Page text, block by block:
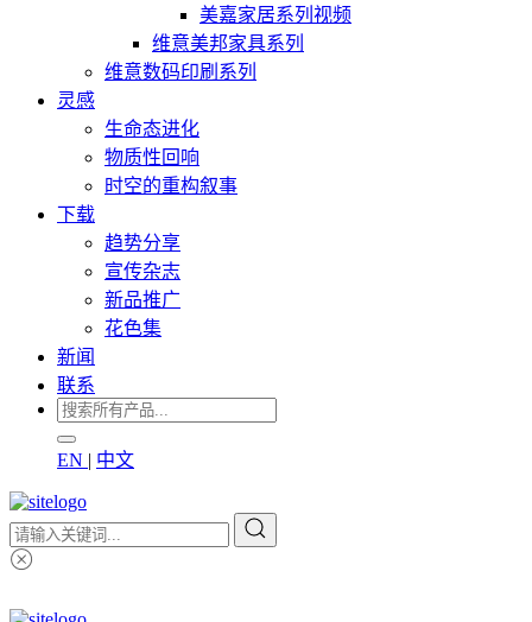
美嘉家居系列视频
维意美邦家具系列
维意数码印刷系列
灵感
生命态进化
物质性回响
时空的重构叙事
下载
趋势分享
宣传杂志
新品推广
花色集
新闻
联系
EN | 中文